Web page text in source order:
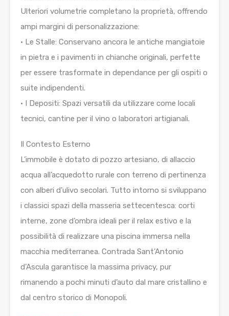
Ulteriori volumetrie completano la proprietà, offrendo
ampi margini di personalizzazione:
• Le Stalle: Conservano ancora le antiche mangiatoie
in pietra e i pavimenti in chianche originali, perfette
per essere trasformate in dependance per gli ospiti o
suite indipendenti.
• I Depositi: Spazi versatili da utilizzare come locali
tecnici, cantine per il vino o laboratori artigianali.
Il Contesto Esterno
L’immobile è dotato di pozzo artesiano, di allaccio
acqua all’acquedotto rurale con terreno di pertinenza
con alberi d’ulivo secolari. Tutto intorno si sviluppano
i classici spazi della masseria settecentesca: corti
interne, zone d’ombra ideali per il relax estivo e la
possibilità di realizzare una piscina immersa nella
macchia mediterranea. Contrada Sant’Antonio
d’Ascula garantisce la massima privacy, pur
rimanendo a pochi minuti d’auto dal mare cristallino e
dal centro storico di Monopoli.